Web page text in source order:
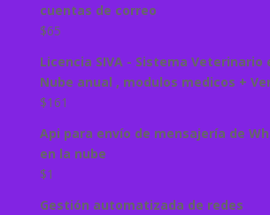
cuentas de correo
$65
Licencia SIVA - Sistema Veterinario
Nube anual , modulos medicos +
$161
Api para envío de mensajería de
en la nube
$1
Gestión automatizada de redes